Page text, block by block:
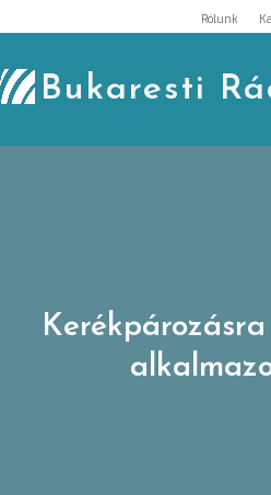
to
content
Rólunk
Bukaresti